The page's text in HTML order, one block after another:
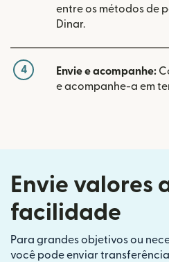
entre os métodos de
Dinar.
4 Envie e acompanhe:
e acompanhe-a em
Envie valores
facilidade
Para grandes objetivos ou
você pode enviar